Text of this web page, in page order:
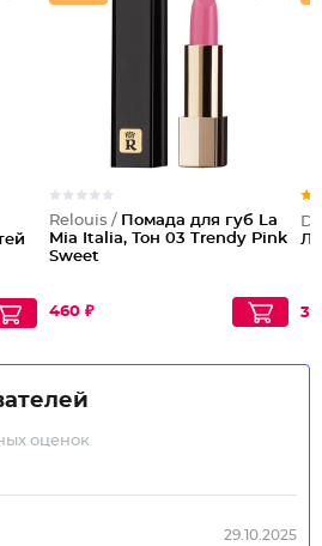
Relouis / Помада для губ La
Mia Italia, Тон 03 Trendy Pink
Sweet
460 ₽
оценок
29.10.2025